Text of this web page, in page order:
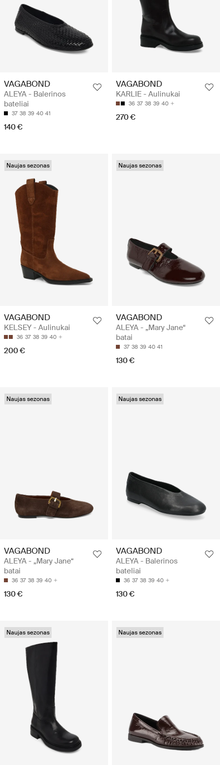
VAGABOND
ALEYA - Balerinos
bateliai
37 38 39 40 41
140 €
VAGABOND
KARLIE - Aulinukai
36 37 38 39 40
270 €
Naujas sezonas
VAGABOND
KELSEY - Aulinukai
36 37 38 39 40
200 €
Naujas sezonas
VAGABOND
ALEYA - „Mary Jane“
batai
37 38 39 40 41
130 €
Naujas sezonas
VAGABOND
ALEYA - „Mary Jane“
batai
36 37 38 39 40
130 €
Naujas sezonas
VAGABOND
ALEYA - Balerinos
bateliai
36 37 38 39 40
130 €
Naujas sezonas Naujas sezonas